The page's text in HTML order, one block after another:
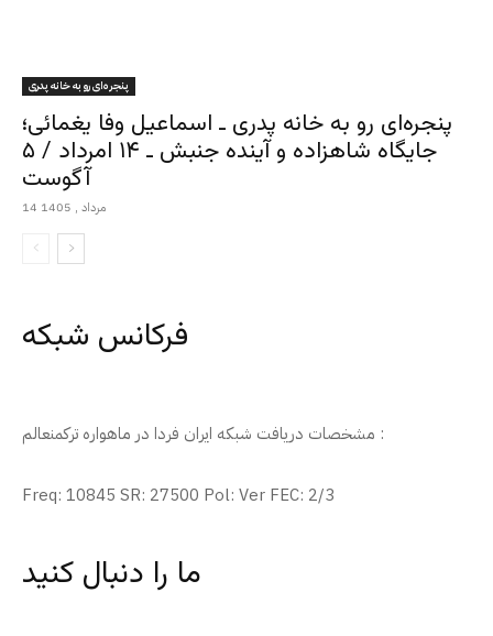
پنجره‌ای رو به خانه پدری
پنجره‌ای رو به خانه پدری ـ اسماعیل وفا یغمائی؛
جایگاه شاهزاده و آینده جنبش ـ ۱۴ امرداد / ۵
آگوست
14 مرداد , 1405
فرکانس شبکه
مشخصات دریافت شبکه ایران فردا در ماهواره ترکمنعالم :
Freq: 10845 SR: 27500 Pol: Ver FEC: 2/3
ما را دنبال کنید